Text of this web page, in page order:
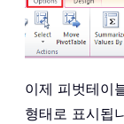
이제 피벗테이
형태로 표시됩